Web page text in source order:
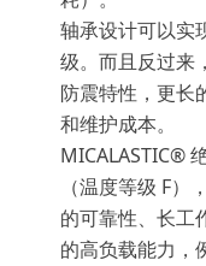
轴承设计可以实
级。而且反过来
防震特性，更长
和维护成本。
MICALASTIC®
（温度等级 F）
的可靠性、长工
的高负载能力，